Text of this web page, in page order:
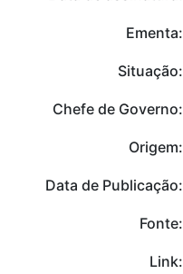
Ementa:
Situação:
Chefe de Governo:
Origem:
Data de Publicação:
Fonte:
Link: